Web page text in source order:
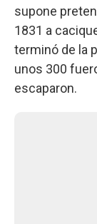
supone
1831 a
terminó de la
unos 300
escaparon.